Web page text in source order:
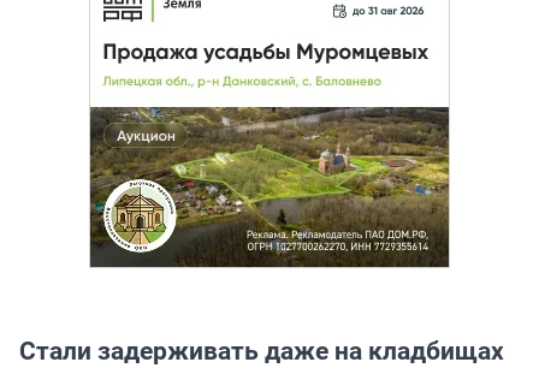
Стали задерживать даже на кладбищах